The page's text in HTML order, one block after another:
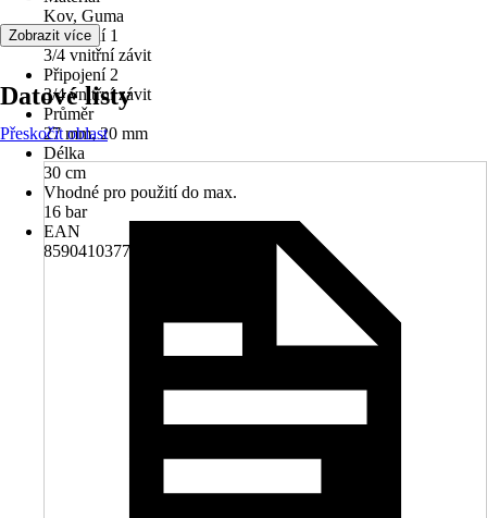
Kov, Guma
Připojení 1
3/4 vnitřní závit
Připojení 2
3/4 vnitřní závit
Průměr
27 mm, 20 mm
Délka
30 cm
Vhodné pro použití do max.
16 bar
EAN
8590410377226
Zobrazit více
Datové listy
Přeskočit oblast